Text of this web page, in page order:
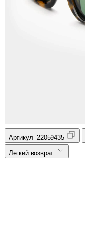
Артикул: 22059435
Легкий возврат